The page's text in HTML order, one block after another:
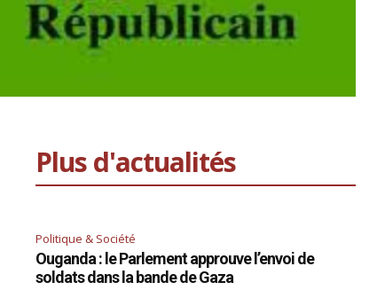
Plus d'actualités
Politique & Société
Ouganda : le Parlement approuve l’envoi de
soldats dans la bande de Gaza